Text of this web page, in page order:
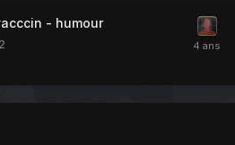
- humour